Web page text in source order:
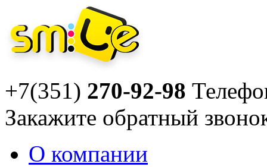
+7(351) 270-92-98
Закажите обратный
О компании